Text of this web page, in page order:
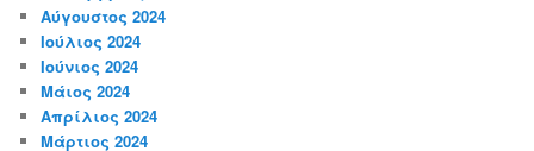
Αύγουστος 2024
Ιούλιος 2024
Ιούνιος 2024
Μάιος 2024
Απρίλιος 2024
Μάρτιος 2024